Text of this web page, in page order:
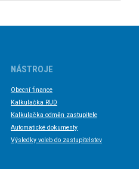
NÁSTROJE
Obecní finance
Kalkulačka RUD
Kalkulačka odměn zastupitele
Automatické dokumenty
Výsledky voleb do zastupitelstev